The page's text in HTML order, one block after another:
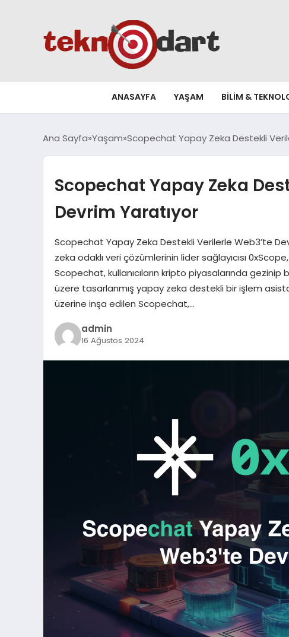
ANASAYFA YAŞAM BILIM &
Ana Sayfa Yaşam Scopechat Yapay Zeka Destekli
Scopechat Yapay Zeka
Devrim Yaratıyor
Scopechat Yapay Zeka Destekli Verilerle Web3’te
zeka odaklı veri çözümlerinin lider sağlayıcısı
Scopechat, kullanıcıların kripto piyasalarında
üzere tasarlanmış yapay zeka destekli bir işlem
üzerine inşa edilen Scopechat,…
admin
16 Ağustos 2024